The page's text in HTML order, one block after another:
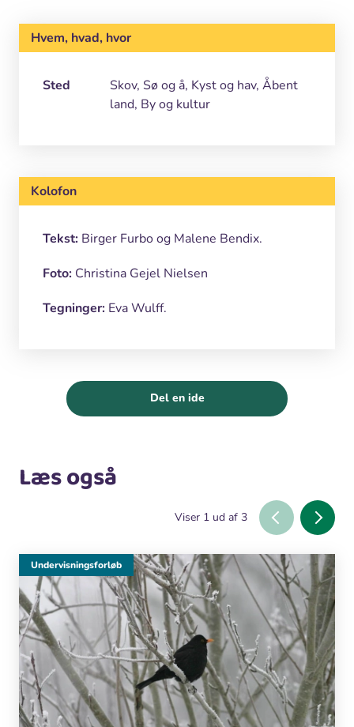
Hvem, hvad, hvor
Sted
Skov, Sø og å, Kyst og hav, Åbent
land, By og kultur
Kolofon
Tekst: Birger Furbo og Malene Bendix.
Foto: Christina Gejel Nielsen
Tegninger: Eva Wulff.
Del en ide
Læs også
Viser 1 ud af 3
Undervisningsforløb